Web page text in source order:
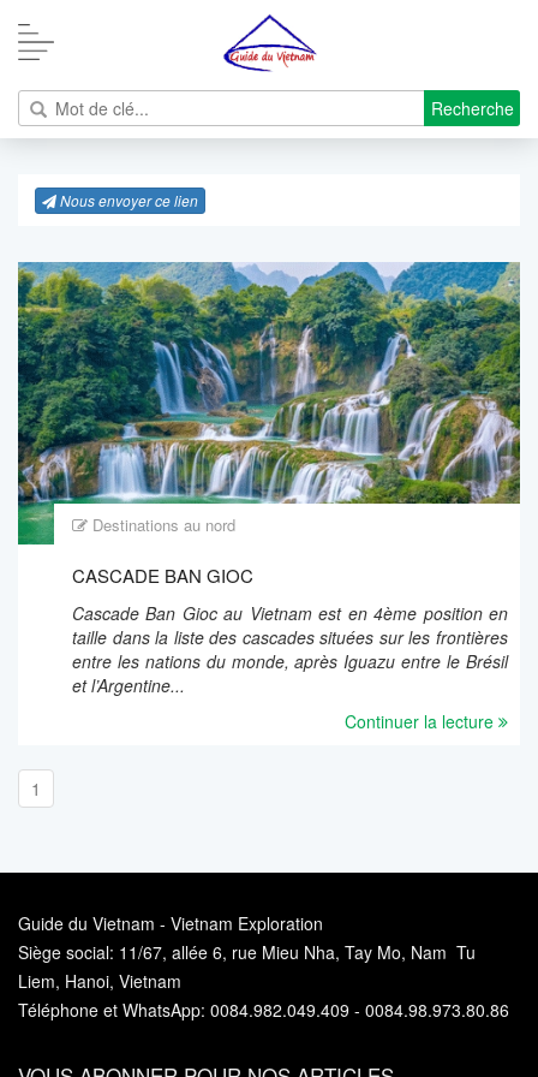
Recherche
Nous envoyer ce lien
Destinations au nord
CASCADE BAN GIOC
Cascade Ban Gioc au Vietnam est en 4ème position en
taille dans la liste des cascades situées sur les frontières
entre les nations du monde, après Iguazu entre le Brésil
et l’Argentine...
Continuer la lecture
1
Guide du Vietnam - Vietnam Exploration
Siège social: 11/67, allée 6, rue Mieu Nha, Tay Mo, Nam Tu
Liem, Hanoi, Vietnam
Téléphone et WhatsApp: 0084.982.049.409 - 0084.98.973.80.86